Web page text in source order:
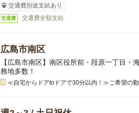
交通費別途支給あり
交通費 交通費全額支給
広島市南区
【広島市南区】南区役所前・段原一丁目・
務地多数！
≪自宅からドアtoドアで30分以内！≫ご希望の勤